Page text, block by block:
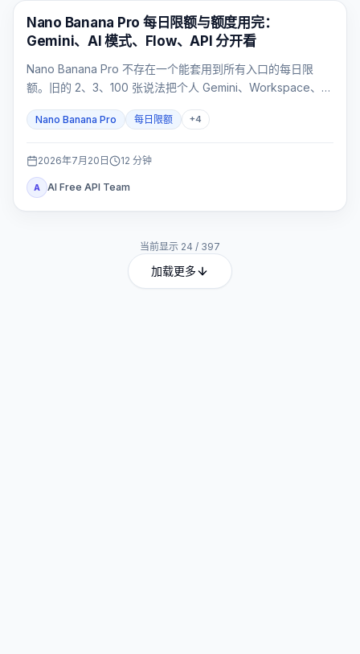
AI 图片生成
Nano Banana Pro 每日限额与额度用完：
Gemini、AI 模式、Flow、API 分开看
Nano Banana Pro 不存在一个能套用到所有入口的每日限
额。旧的 2、3、100 张说法把个人 Gemini、Workspace、AI
口，再查看对应计量器。
Nano Banana Pro 每日限额 +4
2026年7月20日 12 分钟
A AI Free API Team
当前显示 24 / 397
加载更多